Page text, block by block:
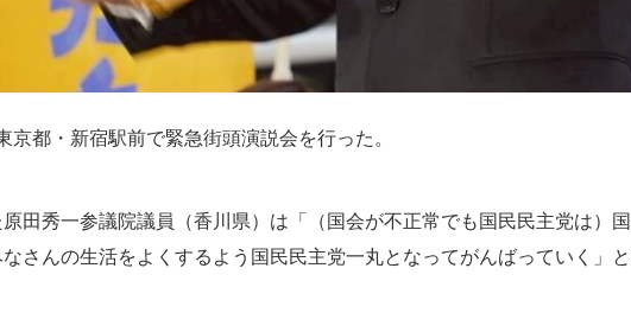
都・新宿駅前で緊急街頭演説会を行った。
田秀一参議院議員（香川県）は「（国会が不正常でも国民民主党は）
さんの生活をよくするよう国民民主党一丸となってがんばっていく」と